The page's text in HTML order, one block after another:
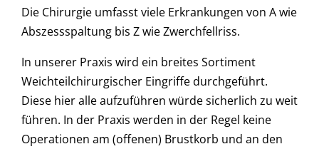
Die Chirurgie umfasst viele Erkrankungen von A wie
Abszessspaltung bis Z wie Zwerchfellriss.
In unserer Praxis wird ein breites Sortiment
Weichteilchirurgischer Eingriffe durchgeführt.
Diese hier alle aufzuführen würde sicherlich zu weit
führen. In der Praxis werden in der Regel keine
Operationen am (offenen) Brustkorb und an den